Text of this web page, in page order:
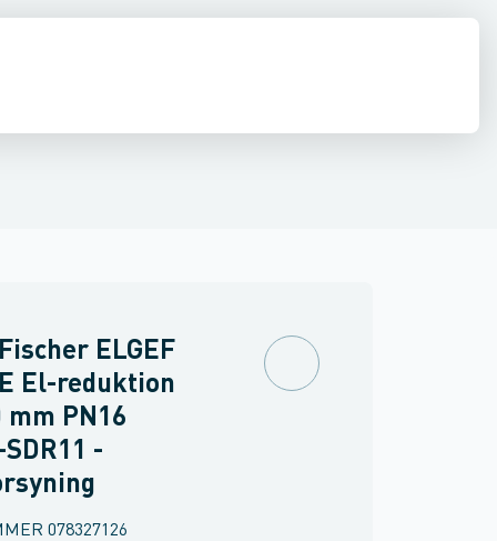
ELGEF
El-reduktion
mm PN16
-
078327126